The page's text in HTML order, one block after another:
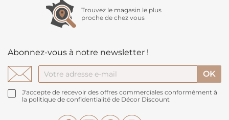
Trouvez le magasin le plus
proche de chez vous
Abonnez-vous à notre newsletter !
J'accepte de recevoir des offres commerciales conformément à
la politique de confidentialité de Décor Discount